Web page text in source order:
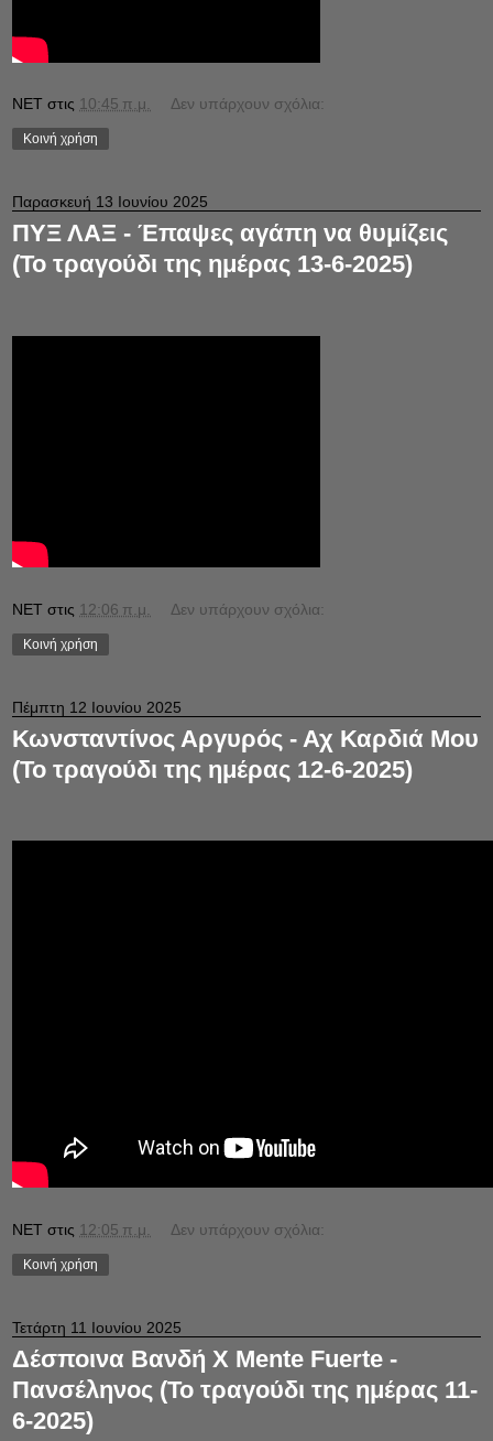
NET στις 10:45 π.μ. Δεν υπάρχουν σχόλια:
Κοινή χρήση
Παρασκευή 13 Ιουνίου 2025
ΠΥΞ ΛΑΞ - Έπαψες αγάπη να θυμίζεις
(Το τραγούδι της ημέρας 13-6-2025)
NET στις 12:06 π.μ. Δεν υπάρχουν σχόλια:
Κοινή χρήση
Πέμπτη 12 Ιουνίου 2025
Κωνσταντίνος Αργυρός - Αχ Καρδιά Μου
(Το τραγούδι της ημέρας 12-6-2025)
NET στις 12:05 π.μ. Δεν υπάρχουν σχόλια:
Κοινή χρήση
Τετάρτη 11 Ιουνίου 2025
Δέσποινα Βανδή Χ Mente Fuerte -
Πανσέληνος (Το τραγούδι της ημέρας 11-
6-2025)